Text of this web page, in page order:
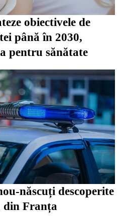
obiectivele de
până în 2030,
pentru sănătate
născuți descoperite
din Franța